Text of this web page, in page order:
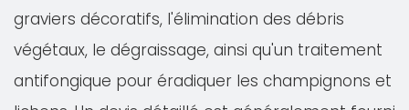
graviers décoratifs, l'élimination des débris
végétaux, le dégraissage, ainsi qu'un traitement
antifongique pour éradiquer les champignons et